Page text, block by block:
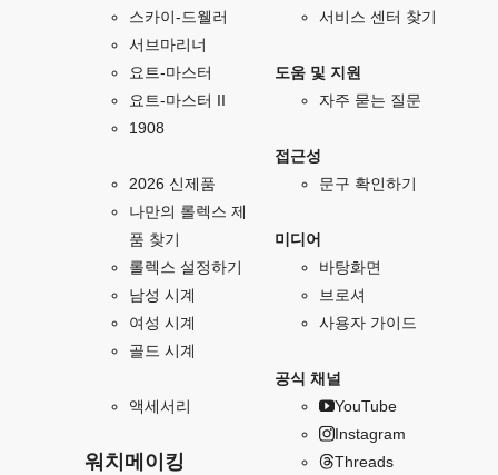
스카이-드웰러
서브마리너
요트-마스터
요트-마스터 II
1908
2026 신제품
나만의 롤렉스 제
품 찾기
롤렉스 설정하기
남성 시계
여성 시계
골드 시계
액세서리
워치메이킹
서비스 센터 찾기
도움 및 지원
자주 묻는 질문
접근성
문구 확인하기
미디어
바탕화면
브로셔
사용자 가이드
공식 채널
YouTube
Instagram
Threads